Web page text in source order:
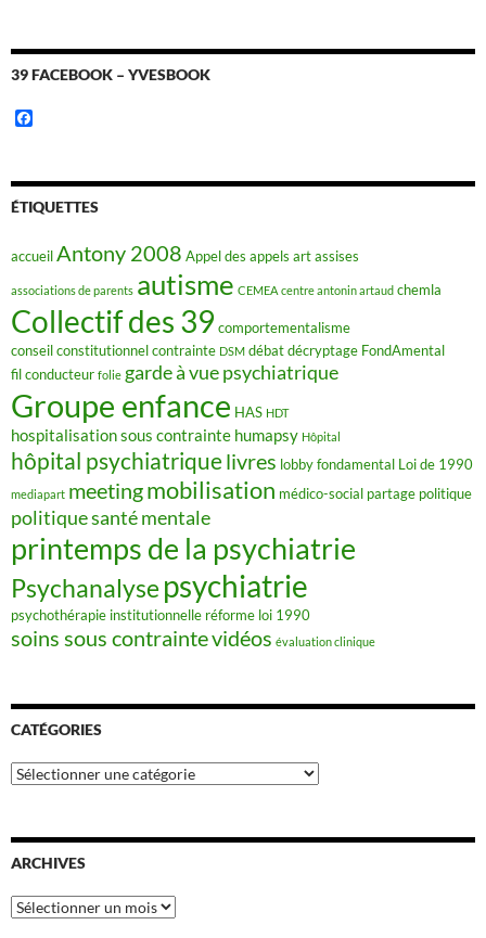
39 FACEBOOK – YVESBOOK
b
o
o
ÉTIQUETTES
accueil Antony 2008 Appel des appels artassises
associations de parents autisme CEMEA centre antonin artaud chemla
Collectif des 39 comportementalisme
conseil constitutionnelcontrainte DSM débatdécryptage FondAmental
fil conducteur folie garde à vue psychiatrique
Groupe enfance HAS HDT
hospitalisation sous contrainte humapsy Hôpital
hôpital psychiatriquelivres lobby fondamental Loi de 1990
mediapart meetingmobilisation médico-social partage politique
politique santé mentale
printemps de la psychiatrie
Psychanalyse psychiatrie
psychothérapie institutionnelle réforme loi 1990
soins sous contraintevidéos évaluation clinique
CATÉGORIES
Catégories
ARCHIVES
Archives